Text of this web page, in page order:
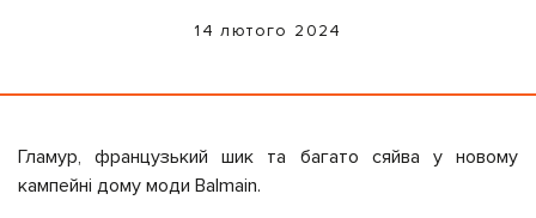
14 лютого 2024
Гламур, французький шик та багато сяйва у новому
кампейні дому моди Balmain.